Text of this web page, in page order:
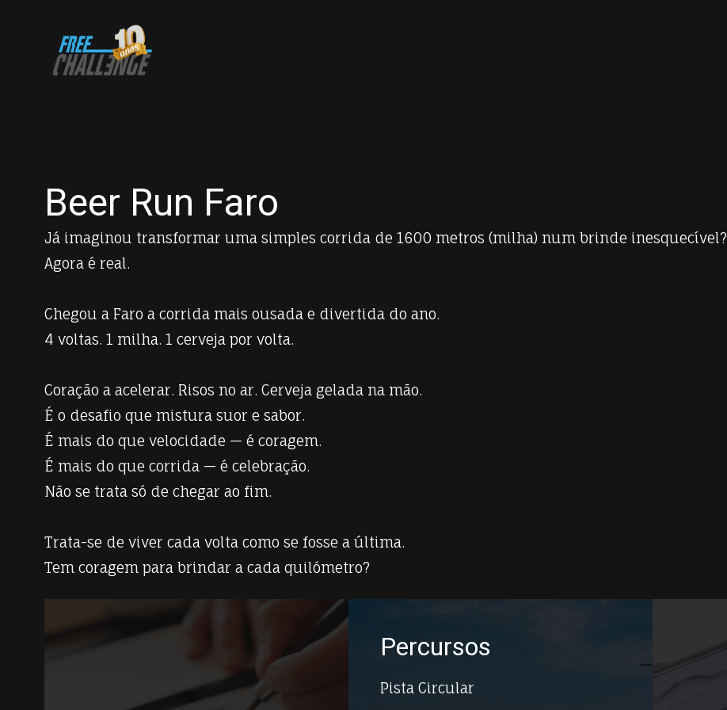
Beer Run Faro
Já imaginou transformar uma simples corrida de 1600 metros (milha) num brinde inesquecível?
Agora é real.
Chegou a Faro a corrida mais ousada e divertida do ano.
4 voltas. 1 milha. 1 cerveja por volta.
Coração a acelerar. Risos no ar. Cerveja gelada na mão.
É o desafio que mistura suor e sabor.
É mais do que velocidade — é coragem.
É mais do que corrida — é celebração.
Não se trata só de chegar ao fim.
Trata-se de viver cada volta como se fosse a última.
Percursos
Pista Circular